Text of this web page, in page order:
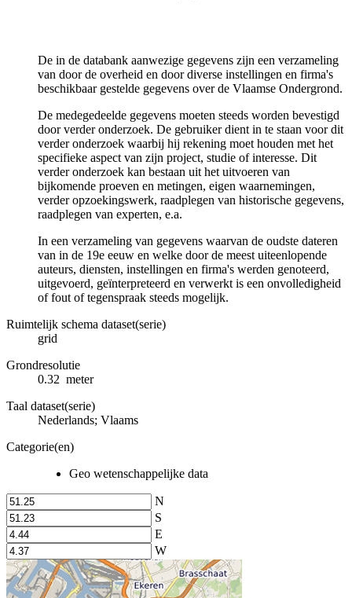
De in de databank aanwezige gegevens zijn een verzameling
van door de overheid en door diverse instellingen en firma's
beschikbaar gestelde gegevens over de Vlaamse Ondergrond.
De medegedeelde gegevens moeten steeds worden bevestigd
door verder onderzoek. De gebruiker dient in te staan voor dit
verder onderzoek waarbij hij rekening moet houden met het
specifieke aspect van zijn project, studie of interesse. Dit
verder onderzoek kan bestaan uit het uitvoeren van
bijkomende proeven en metingen, eigen waarnemingen,
verder opzoekingswerk, raadplegen van historische gegevens,
raadplegen van experten, e.a.
In een verzameling van gegevens waarvan de oudste dateren
van in de 19e eeuw en welke door de meest uiteenlopende
auteurs, diensten, instellingen en firma's werden genoteerd,
uitgevoerd, geïnterpreteerd en verwerkt is een onvolledigheid
of fout of tegenspraak steeds mogelijk.
Ruimtelijk schema dataset(serie)
grid
Grondresolutie
0.32 meter
Taal dataset(serie)
Nederlands; Vlaams
Categorie(en)
Geo wetenschappelijke data
N
S
E
W